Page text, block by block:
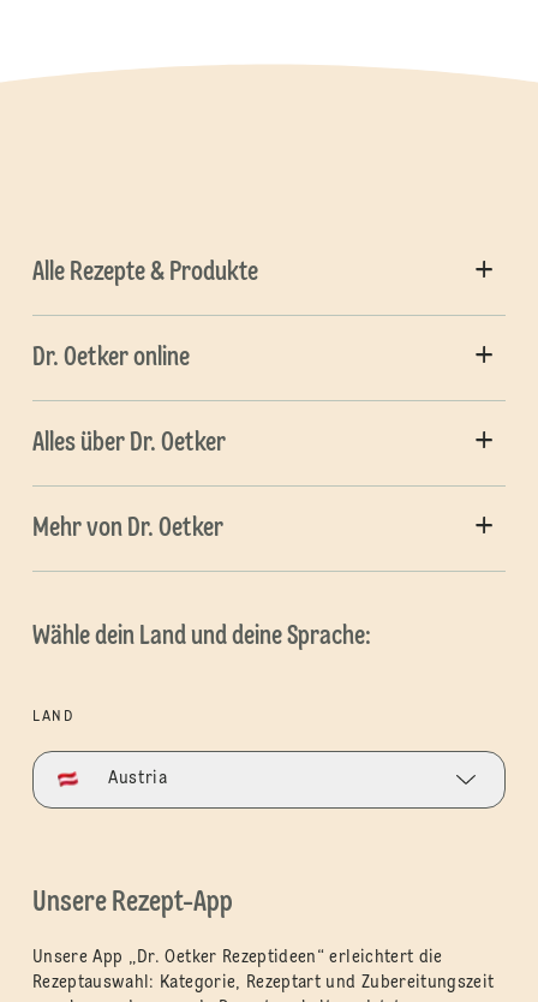
Alle Rezepte & Produkte
Dr. Oetker online
Alles über Dr. Oetker
Mehr von Dr. Oetker
Wähle dein Land und deine Sprache:
LAND
Austria
Unsere Rezept-App
Unsere App „Dr. Oetker Rezeptideen“ erleichtert die
Rezeptauswahl: Kategorie, Rezeptart und Zubereitungszeit